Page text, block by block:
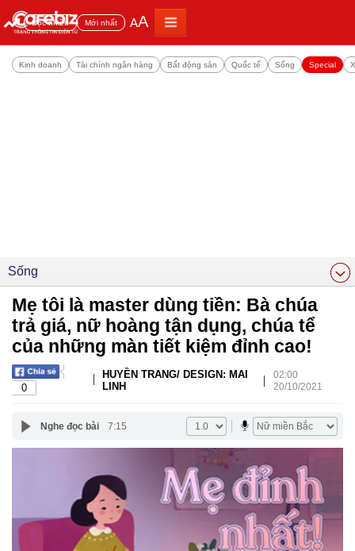
Đọc nhiều Mới nhất AA
Kinh doanh Tài chính ngân hàng Bất động sản Quốc tế Sống Special
Sống
Mẹ tôi là master dùng tiền: Bà chúa
trả giá, nữ hoàng tận dụng, chúa tể
của những màn tiết kiệm đỉnh cao!
0
|
HUYỀN TRANG/ DESIGN: MAI
LINH
|
02:00
20/10/2021
Nghe đọc bài 7:15